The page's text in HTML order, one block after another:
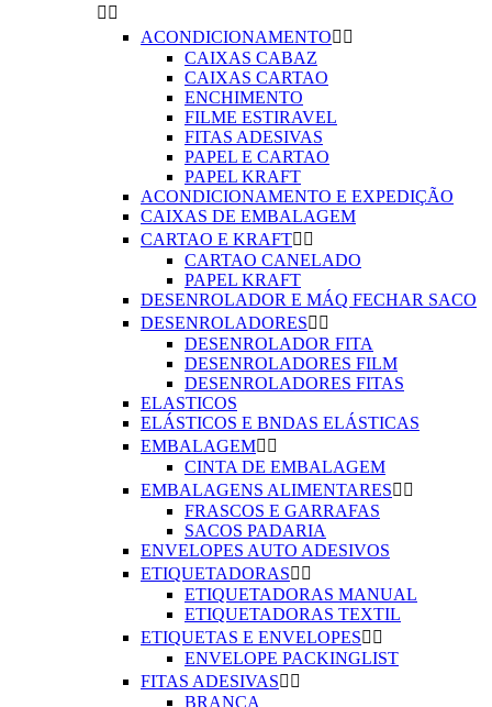
 
ACONDICIONAMENTO 
CAIXAS CABAZ
CAIXAS CARTAO
ENCHIMENTO
FILME ESTIRAVEL
FITAS ADESIVAS
PAPEL E CARTAO
PAPEL KRAFT
ACONDICIONAMENTO E EXPEDIÇÃO
CAIXAS DE EMBALAGEM
CARTAO E KRAFT 
CARTAO CANELADO
PAPEL KRAFT
DESENROLADOR E MÁQ FECHAR SACO
DESENROLADORES 
DESENROLADOR FITA
DESENROLADORES FILM
DESENROLADORES FITAS
ELASTICOS
ELÁSTICOS E BNDAS ELÁSTICAS
EMBALAGEM 
CINTA DE EMBALAGEM
EMBALAGENS ALIMENTARES 
FRASCOS E GARRAFAS
SACOS PADARIA
ENVELOPES AUTO ADESIVOS
ETIQUETADORAS 
ETIQUETADORAS MANUAL
ETIQUETADORAS TEXTIL
ETIQUETAS E ENVELOPES 
ENVELOPE PACKINGLIST
FITAS ADESIVAS 
BRANCA